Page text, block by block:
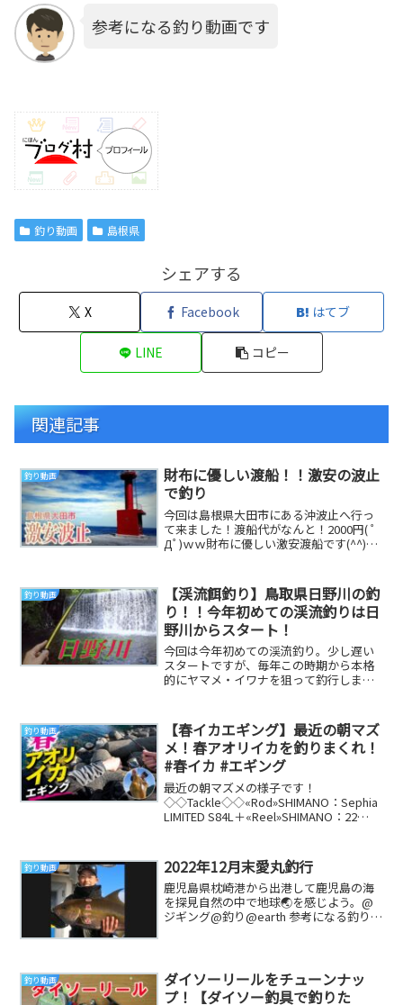
参考になる釣り動画です
釣り動画 島根県
シェアする
X Facebook はてブ
LINE コピー
関連記事
釣り動画
財布に優しい渡船！！激安の波止
で釣り
今回は島根県大田市にある沖波止へ行っ
て来ました！渡船代がなんと！2000円( ﾟ
Дﾟ)ｗｗ財布に優しい激安渡船です(^^)だ
釣り動画
【渓流餌釣り】鳥取県日野川の釣
り！！今年初めての渓流釣りは日
野川からスタート！
今回は今年初めての渓流釣り。少し遅い
スタートですが、毎年この時期から本格
的にヤマメ・イワナを狙って釣行しま
釣り動画
【春イカエギング】最近の朝マズ
メ！春アオリイカを釣りまくれ！
#春イカ #エギング
最近の朝マズメの様子です！
◇◇Tackle◇◇«Rod»SHIMANO：Sephia
LIMITED S84L＋«Reel»SHIMANO：22
釣り動画 2022年12月末愛丸釣行
鹿児島県枕崎港から出港して鹿児島の海
を探見自然の中で地球🌏を感じよう。@
ジギング@釣り@earth 参考になる釣り動
釣り動画
ダイソーリールをチューンナッ
プ！【ダイソー釣具で釣りた